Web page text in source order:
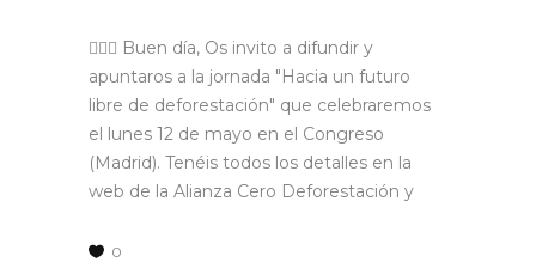
🙋🏼‍♂️ Buen día, Os invito a difundir y
apuntaros a la jornada "Hacia un futuro
libre de deforestación" que celebraremos
el lunes 12 de mayo en el Congreso
(Madrid). Tenéis todos los detalles en la
web de la Alianza Cero Deforestación y
0